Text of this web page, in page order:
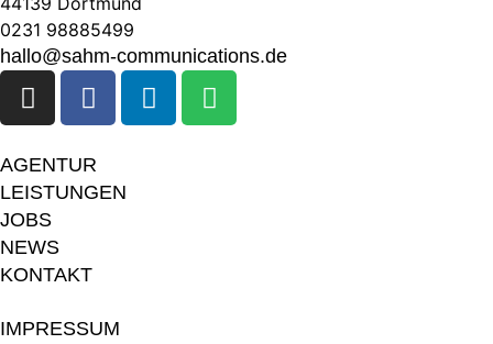
0231 98885499
hallo@sahm-communications.de
AGENTUR
LEISTUNGEN
JOBS
NEWS
KONTAKT
IMPRESSUM